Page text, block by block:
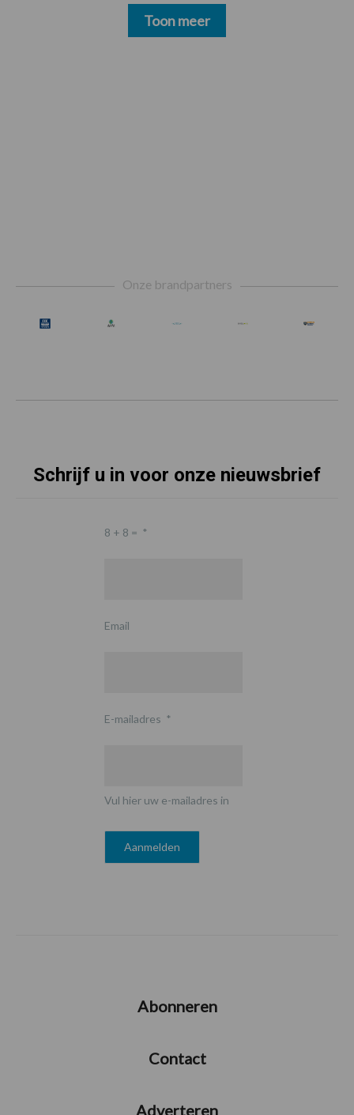
Toon meer
Onze brandpartners
Schrijf u in voor onze nieuwsbrief
8 + 8 = *
Email
E-mailadres *
Vul hier uw e-mailadres in
Abonneren
Contact
Adverteren